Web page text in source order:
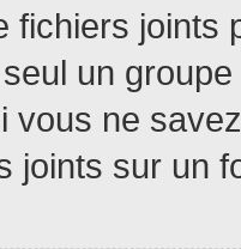
fichiers
un
vous ne
joints sur un